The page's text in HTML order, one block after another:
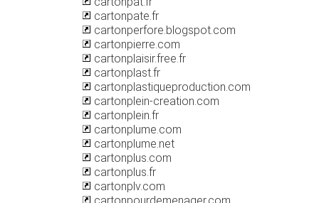
cartonpate.fr
cartonperfore.blogspot.com
cartonpierre.com
cartonplaisir.free.fr
cartonplast.fr
cartonplastiqueproduction.com
cartonplein-creation.com
cartonplein.fr
cartonplume.com
cartonplume.net
cartonplus.com
cartonplus.fr
cartonplv.com